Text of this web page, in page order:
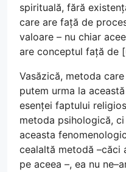
spirituală, fără
care are față de
valoare – nu chiar
are conceptul față de
Vasăzică, metoda
putem urma la
esenței faptului
metoda psihologică,
aceasta
cealaltă metodă –căci
pe aceea –, ea nu